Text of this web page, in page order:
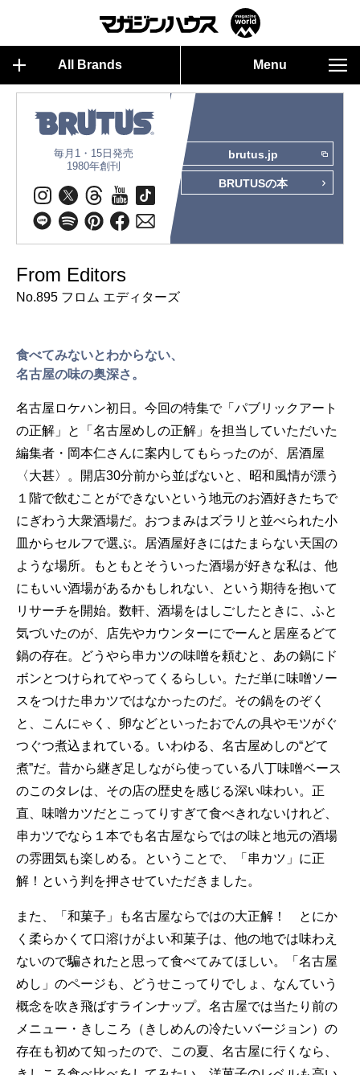
All Brands Menu
毎月1・15日発売
1980年創刊
brutus.jp
BRUTUSの本
From Editors
No.895 フロム エディターズ
食べてみないとわからない、
名古屋の味の奥深さ。
名古屋ロケハン初日。今回の特集で「パブリックアート
の正解」と「名古屋めしの正解」を担当していただいた
編集者・岡本仁さんに案内してもらったのが、居酒屋
〈大甚〉。開店30分前から並ばないと、昭和風情が漂う
１階で飲むことができないという地元のお酒好きたちで
にぎわう大衆酒場だ。おつまみはズラリと並べられた小
皿からセルフで選ぶ。居酒屋好きにはたまらない天国の
ような場所。もともとそういった酒場が好きな私は、他
にもいい酒場があるかもしれない、という期待を抱いて
リサーチを開始。数軒、酒場をはしごしたときに、ふと
気づいたのが、店先やカウンターにでーんと居座るどて
鍋の存在。どうやら串カツの味噌を頼むと、あの鍋にド
ボンとつけられてやってくるらしい。ただ単に味噌ソー
スをつけた串カツではなかったのだ。その鍋をのぞく
と、こんにゃく、卵などといったおでんの具やモツがぐ
つぐつ煮込まれている。いわゆる、名古屋めしの“どて
煮”だ。昔から継ぎ足しながら使っている八丁味噌ベース
のこのタレは、その店の歴史を感じる深い味わい。正
直、味噌カツだとこってりすぎて食べきれないけれど、
串カツでなら１本でも名古屋ならではの味と地元の酒場
の雰囲気も楽しめる。ということで、「串カツ」に正
解！という判を押させていただきました。
また、「和菓子」も名古屋ならではの大正解！ とにか
く柔らかくて口溶けがよい和菓子は、他の地では味わえ
ないので騙されたと思って食べてみてほしい。「名古屋
めし」のページも、どうせこってりでしょ、なんていう
概念を吹き飛ばすラインナップ。名古屋では当たり前の
メニュー・きしころ（きしめんの冷たいバージョン）の
存在も初めて知ったので、この夏、名古屋に行くなら、